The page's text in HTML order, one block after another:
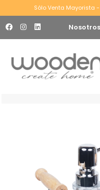
Sólo Venta Mayorista
Nosotros